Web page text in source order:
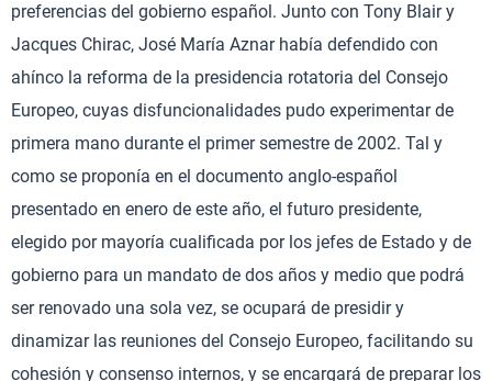
preferencias del gobierno español. Junto con Tony Blair y
Jacques Chirac, José María Aznar había defendido con
ahínco la reforma de la presidencia rotatoria del Consejo
Europeo, cuyas disfuncionalidades pudo experimentar de
primera mano durante el primer semestre de 2002. Tal y
como se proponía en el documento anglo-español
presentado en enero de este año, el futuro presidente,
elegido por mayoría cualificada por los jefes de Estado y de
gobierno para un mandato de dos años y medio que podrá
ser renovado una sola vez, se ocupará de presidir y
dinamizar las reuniones del Consejo Europeo, facilitando su
cohesión y consenso internos, y se encargará de preparar los